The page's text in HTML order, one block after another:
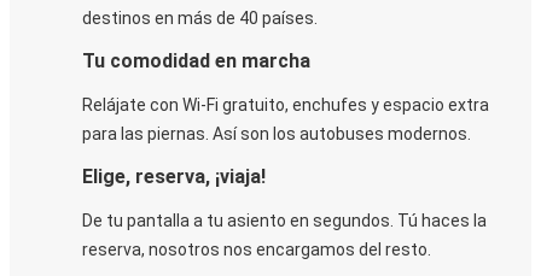
destinos en más de 40 países.
Tu comodidad en marcha
Relájate con Wi-Fi gratuito, enchufes y espacio extra
para las piernas. Así son los autobuses modernos.
Elige, reserva, ¡viaja!
De tu pantalla a tu asiento en segundos. Tú haces la
reserva, nosotros nos encargamos del resto.